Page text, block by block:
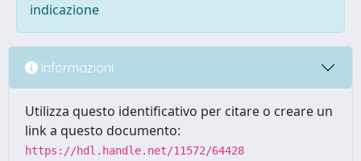
indicazione
Informazioni
Utilizza questo identificativo per citare o creare un
link a questo documento:
https://hdl.handle.net/11572/64428